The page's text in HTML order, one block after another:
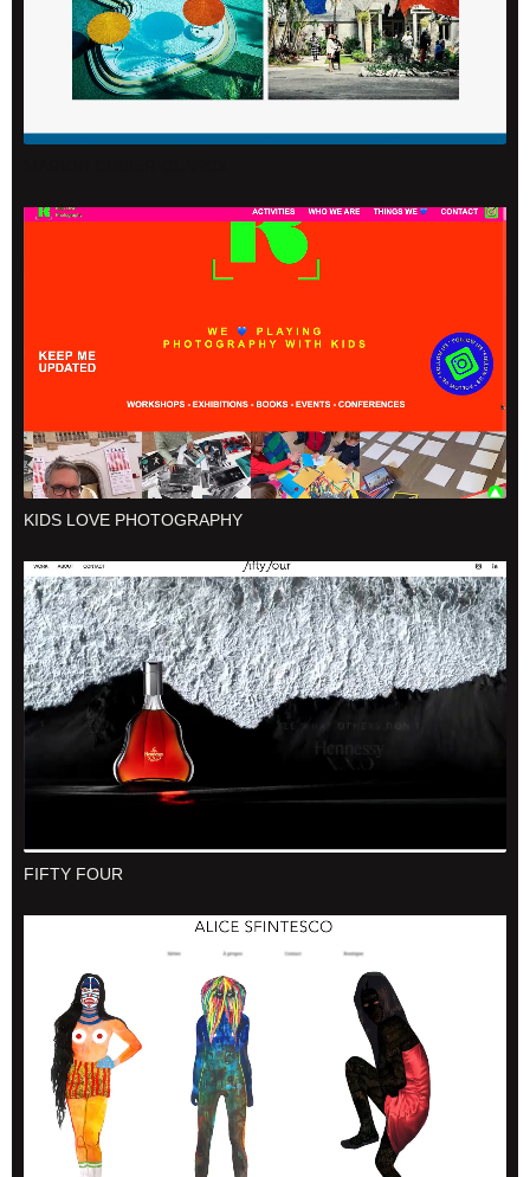
KIDS LOVE PHOTOGRAPHY
FIFTY FOUR